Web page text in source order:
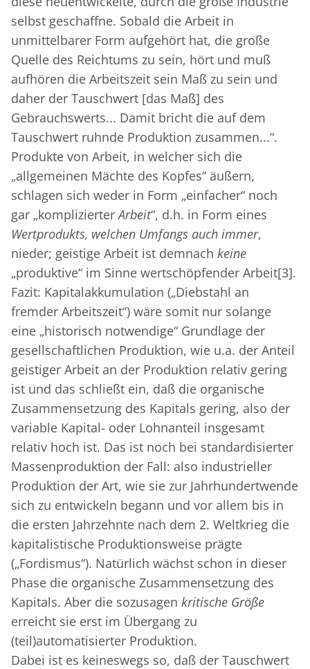
selbst geschaffne. Sobald die Arbeit in
unmittelbarer Form aufgehört hat, die große
Quelle des Reichtums zu sein, hört und muß
aufhören die Arbeitszeit sein Maß zu sein und
daher der Tauschwert [das Maß] des
Gebrauchswerts... Damit bricht die auf dem
Tauschwert ruhnde Produktion zusammen...“.
Produkte von Arbeit, in welcher sich die
„allgemeinen Mächte des Kopfes“ äußern,
schlagen sich weder in Form „einfacher“ noch
gar „komplizierterArbeit“, d.h. in Form eines
Wertprodukts, welchen Umfangs auch immer,
nieder; geistige Arbeit ist demnach keine
„produktive“ im Sinne wertschöpfender Arbeit[3].
Fazit: Kapitalakkumulation („Diebstahl an
fremder Arbeitszeit“) wäre somit nur solange
eine „historisch notwendige“ Grundlage der
gesellschaftlichen Produktion, wie u.a. der Anteil
geistiger Arbeit an der Produktion relativ gering
ist und das schließt ein, daß die organische
Zusammensetzung des Kapitals gering, also der
variable Kapital- oder Lohnanteil insgesamt
relativ hoch ist. Das ist noch bei standardisierter
Massenproduktion der Fall: also industrieller
Produktion der Art, wie sie zur Jahrhundertwende
sich zu entwickeln begann und vor allem bis in
die ersten Jahrzehnte nach dem 2. Weltkrieg die
kapitalistische Produktionsweise prägte
(„Fordismus“). Natürlich wächst schon in dieser
Phase die organische Zusammensetzung des
Kapitals. Aber die sozusagen kritische Größe
erreicht sie erst im Übergang zu
(teil)automatisierter Produktion.
Dabei ist es keineswegs so, daß der Tauschwert